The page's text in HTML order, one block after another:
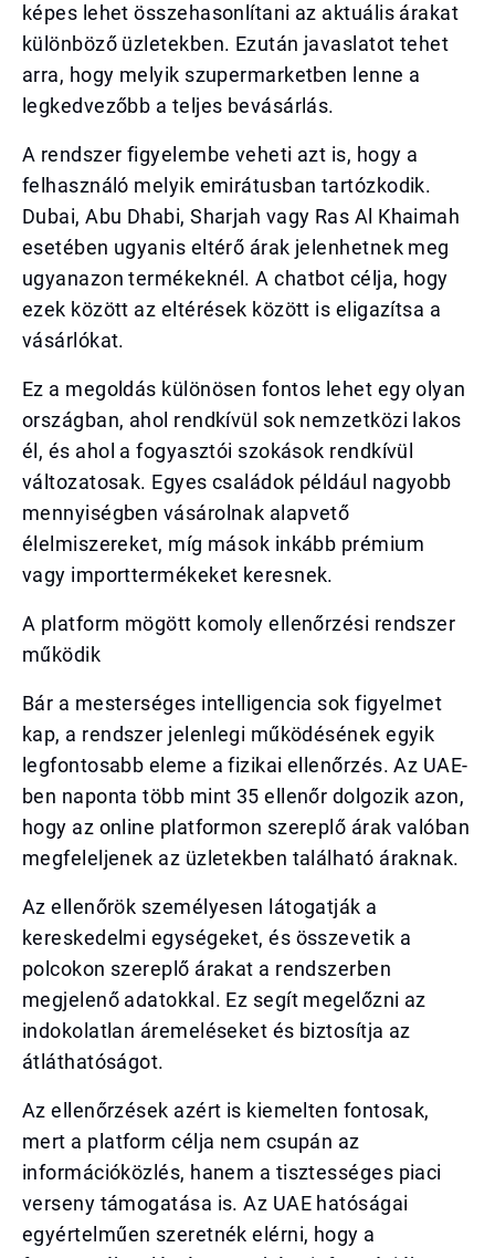
képes lehet összehasonlítani az aktuális árakat
különböző üzletekben. Ezután javaslatot tehet
arra, hogy melyik szupermarketben lenne a
legkedvezőbb a teljes bevásárlás.
A rendszer figyelembe veheti azt is, hogy a
felhasználó melyik emirátusban tartózkodik.
Dubai, Abu Dhabi, Sharjah vagy Ras Al Khaimah
esetében ugyanis eltérő árak jelenhetnek meg
ugyanazon termékeknél. A chatbot célja, hogy
ezek között az eltérések között is eligazítsa a
vásárlókat.
Ez a megoldás különösen fontos lehet egy olyan
országban, ahol rendkívül sok nemzetközi lakos
él, és ahol a fogyasztói szokások rendkívül
változatosak. Egyes családok például nagyobb
mennyiségben vásárolnak alapvető
élelmiszereket, míg mások inkább prémium
vagy importtermékeket keresnek.
A platform mögött komoly ellenőrzési rendszer
működik
Bár a mesterséges intelligencia sok figyelmet
kap, a rendszer jelenlegi működésének egyik
legfontosabb eleme a fizikai ellenőrzés. Az UAE-
ben naponta több mint 35 ellenőr dolgozik azon,
hogy az online platformon szereplő árak valóban
megfeleljenek az üzletekben található áraknak.
Az ellenőrök személyesen látogatják a
kereskedelmi egységeket, és összevetik a
polcokon szereplő árakat a rendszerben
megjelenő adatokkal. Ez segít megelőzni az
indokolatlan áremeléseket és biztosítja az
átláthatóságot.
Az ellenőrzések azért is kiemelten fontosak,
mert a platform célja nem csupán az
információközlés, hanem a tisztességes piaci
verseny támogatása is. Az UAE hatóságai
egyértelműen szeretnék elérni, hogy a